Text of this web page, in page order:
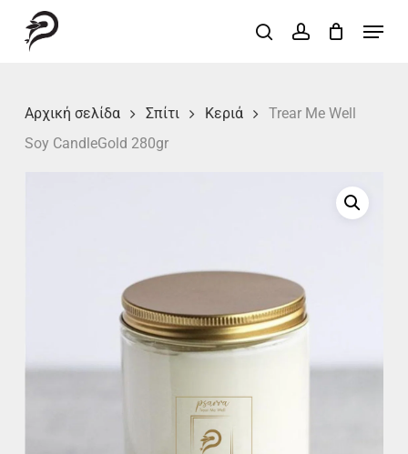
searchaccount
Menu
Αρχική σελίδα Σπίτι Κεριά
Trear Me Well
Soy CandleGold 280gr